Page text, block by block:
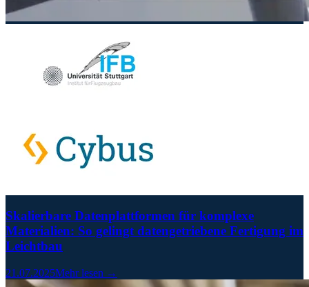
Skalierbare Datenplattformen für komplexe
Materialien: So gelingt datengetriebene Fertigung im
Leichtbau
21.07.2025Mehr lesen →